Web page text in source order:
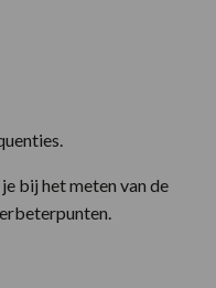
bij het meten van de